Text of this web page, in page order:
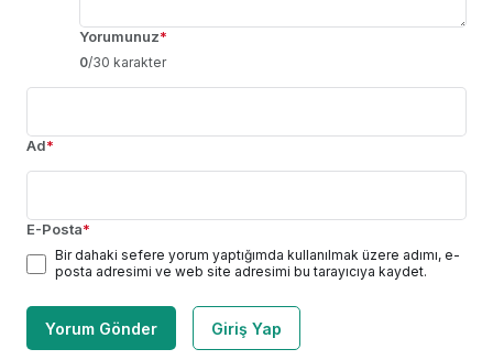
Yorumunuz*
0/30 karakter
Ad*
E-Posta*
Bir dahaki sefere yorum yaptığımda kullanılmak üzere adımı, e-
posta adresimi ve web site adresimi bu tarayıcıya kaydet.
Yorum Gönder Giriş Yap